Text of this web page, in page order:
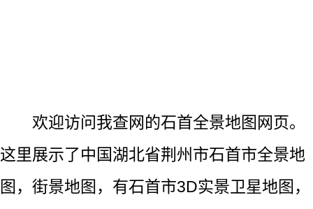
欢迎访问我查网的石首全景地图网页。
这里展示了中国湖北省荆州市石首市全景地
图，街景地图，有石首市3D实景卫星地图，